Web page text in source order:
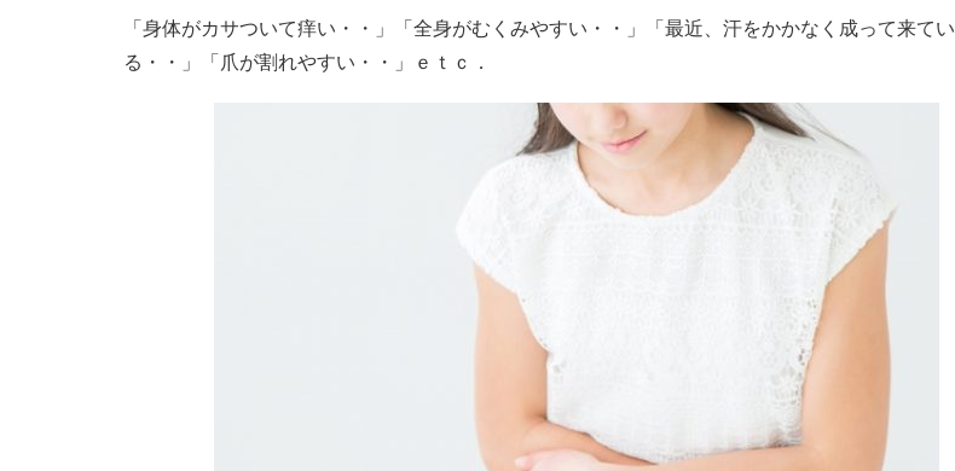
「身体がカサついて痒い・・」「全身がむくみやすい・・」「最近、汗をかかなく成って来てい
る・・」「爪が割れやすい・・」ｅｔｃ．